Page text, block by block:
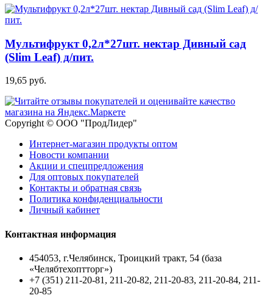
Мультифрукт 0,2л*27шт. нектар Дивный сад
(Slim Leaf) д/пит.
19,65 руб.
Copyright © ООО "ПродЛидер"
Интернет-магазин продукты оптом
Новости компании
Акции и спецпредложения
Для оптовых покупателей
Контакты и обратная связь
Политика конфиденциальности
Личный кабинет
Контактная информация
454053, г.Челябинск, Троицкий тракт, 54 (база
«Челябтехоптторг»)
+7 (351) 211-20-81, 211-20-82, 211-20-83, 211-20-84, 211-
20-85